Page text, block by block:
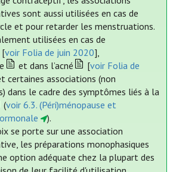
sont aussi utilisées en cas de
et pour retarder les menstruations.
utilisées en cas de
[voir Folia de juin 2020],
et dans l’acné [voir Folia de
certaines associations (non
dans le cadre des symptômes liés à la
(voir 6.3. (Péri)ménopause et
).
se porte sur une association
les préparations monophasiques
option adéquate chez la plupart des